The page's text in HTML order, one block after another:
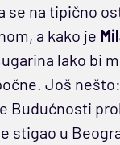
se na tipično
a kako je
lako bi
Još
Budućnosti
stigao u